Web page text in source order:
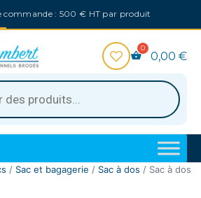
commande : 500 € HT par produit
0,00 €
/ Sac et bagagerie / Sac à dos / Sac à dos